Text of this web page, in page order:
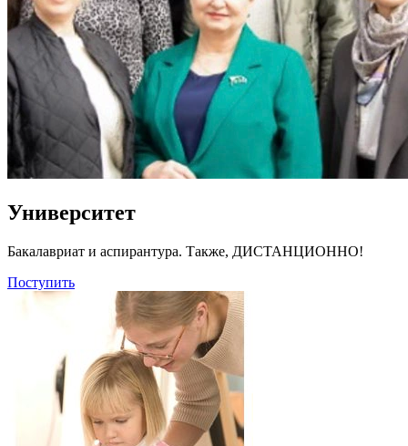
Университет
Бакалавриат и аспирантура. Также, ДИСТАНЦИОННО!
Поступить